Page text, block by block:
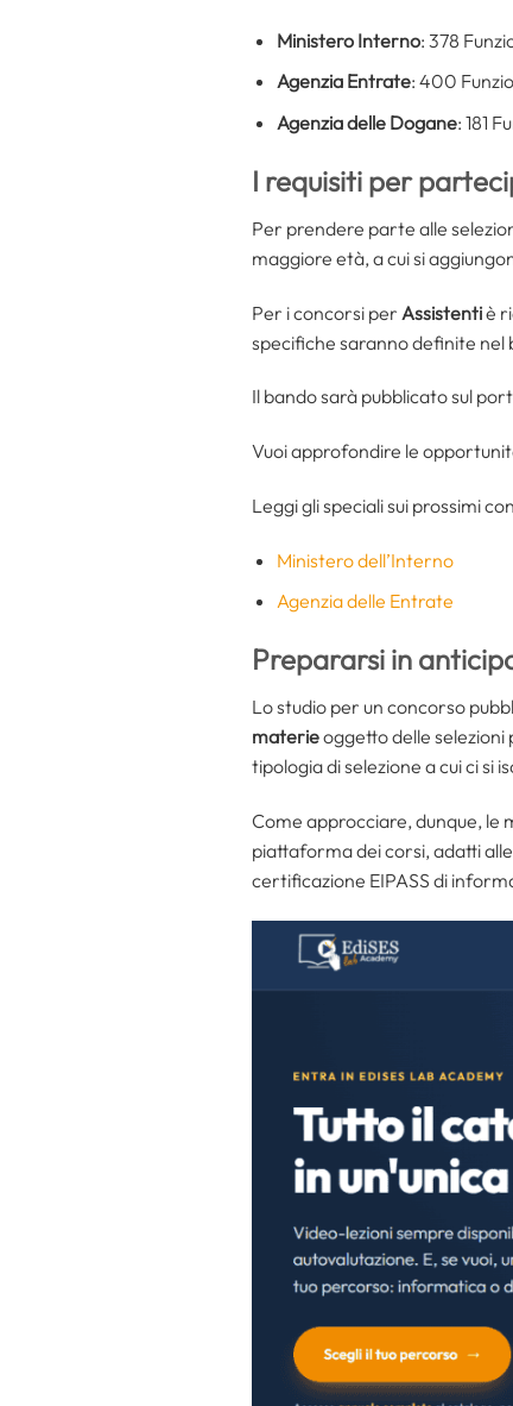
Ministero Interno: 378
Agenzia Entrate: 400
Agenzia delle Dogane: 181
I requisiti per
Per prendere parte alle
maggiore età, a cui si
Per i concorsi per Assistentiè
specifiche saranno definite nel
Il bando sarà pubblicato sul
Vuoi approfondire le
Leggi gli speciali sui prossimi
Ministero dell’Interno
Agenzia delle Entrate
Prepararsi in
Lo studio per un concorso
materieoggetto delle selezioni
tipologia di selezione a cui ci si
Come approcciare, dunque, le
piattaforma dei corsi, adatti
certificazione EIPASS di